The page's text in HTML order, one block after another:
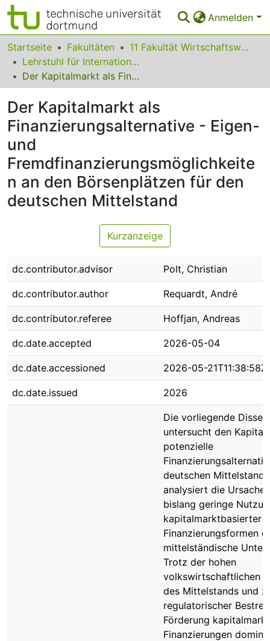
Anmelden
Bereiche & Sammlungen
Das gesamte Repositorium
FAQ
Leitlinien
Zurück zur Startseite
Startseite Fakultäten
11 Fakultät Wirtschaftswissenschaften
Lehrstuhl für Internationale Rechnungslegung und Wirtschaftsprüfung
Der Kapitalmarkt als Finanzierungsalternative - Eigen- und Fremdfinanzierungsmöglichkeiten an den Börsenplätzen für den deutschen Mittelstand
Der Kapitalmarkt als
Finanzierungsalternative - Eigen-
und
Fremdfinanzierungsmöglichkeite
n an den Börsenplätzen für den
deutschen Mittelstand
Kurzanzeige
dc.contributor.advisor Polt, Christian
dc.contributor.author Requardt, André
dc.contributor.referee Hoffjan, Andreas
dc.date.accepted 2026-05-04
dc.date.accessioned 2026-05-21T11:38:58Z
dc.date.issued 2026
Die vorliegende
untersucht den
potenzielle
deutschen Mittelstand
analysiert die
bislang geringe
kapitalmarktbasierter
Finanzierungsformen
mittelständische
Trotz der hohen
volkswirtschaftlichen
des Mittelstands und
regulatorischer
Förderung
Finanzierungen